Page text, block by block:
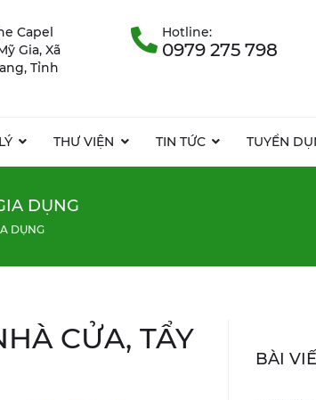
THƯ VIỆN TIN TỨC TUYỂN
Capel
Gia, Xã
Tỉnh
Hotline:
0979 275 798
DỤNG
DỤNG
CỬA, TẨY
BÀI